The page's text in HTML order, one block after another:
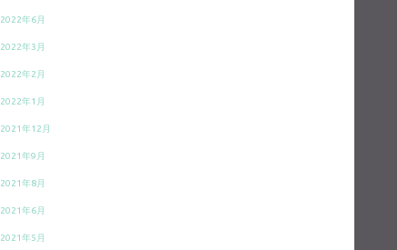
2022年6月
2022年3月
2022年2月
2022年1月
2021年12月
2021年9月
2021年8月
2021年6月
2021年5月